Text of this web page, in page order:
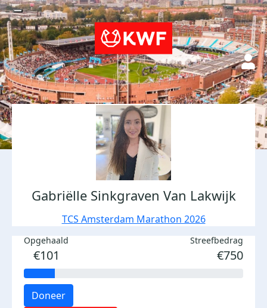
Gabriëlle Sinkgraven Van Lakwijk
TCS Amsterdam Marathon 2026
Opgehaald
€101
Streefbedrag
€750
Doneer